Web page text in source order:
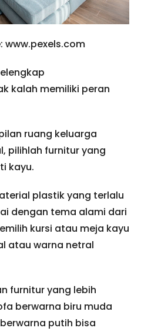
www.pexels.com
kalah memiliki peran
ruang keluarga
pilihlah furnitur yang
kayu.
plastik yang terlalu
dengan tema alami dari
kursi atau meja kayu
atau warna netral
furnitur yang lebih
berwarna biru muda
putih bisa